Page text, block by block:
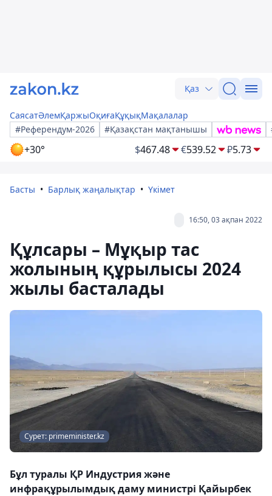
Қаз
СаясатӘлемҚаржыОқиғаҚұқықМақалалар
#Референдум-2026
#Қазақстан мақтанышы
+30° $467.48 €539.52 ₽5.73
Басты Барлық жаңалықтар Үкімет
16:50, 03 ақпан 2022
Құлсары – Мұқыр тас
жолының құрылысы 2024
жылы басталады
Сурет: primeminister.kz
Бұл туралы ҚР Индустрия және
инфрақұрылымдық даму министрі Қайырбек